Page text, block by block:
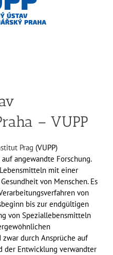
– VUPP
Prag (VUPP)
angewandte Forschung.
mit einer
von Menschen. Es
von
bis zur endgültigen
von Speziallebensmitteln
durch Ansprüche auf
der Entwicklung verwandter